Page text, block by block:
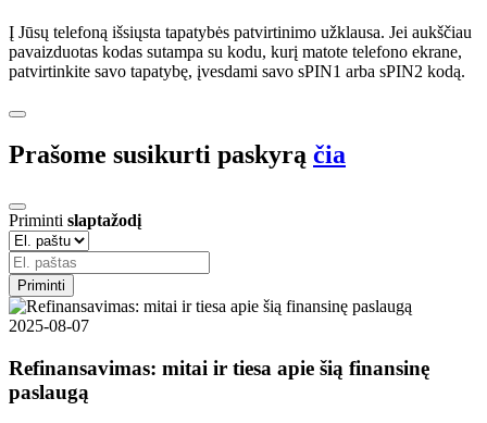
Į Jūsų telefoną išsiųsta tapatybės patvirtinimo užklausa. Jei aukščiau
pavaizduotas kodas sutampa su kodu, kurį matote telefono ekrane,
patvirtinkite savo tapatybę, įvesdami savo sPIN1 arba sPIN2 kodą.
Prašome susikurti paskyrą čia
Priminti slaptažodį
Priminti
2025-08-07
Refinansavimas: mitai ir tiesa apie šią finansinę
paslaugą